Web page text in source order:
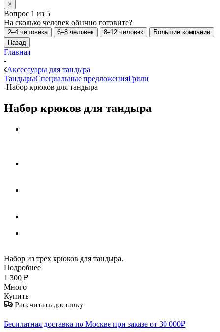
×
Вопрос 1 из 5
На сколько человек обычно готовите?
2–4 человека 6–8 человек 8–12 человек
Большие компании
Назад
Главная
-
Аксессуары для тандыра
ТандырыСпециальные предложенияГрили
-Набор крюков для тандыра
Набор крюков для тандыра
Набор из трех крюков для тандыра.
Подробнее
1 300 ₽
Много
Купить
Рассчитать доставку
Бесплатная доставка по Москве при заказе от 30 000₽